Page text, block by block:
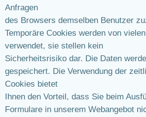
Anfragen
des Browsers demselben Benutzer
Temporäre Cookies werden von
verwendet, sie stellen kein
Sicherheitsrisiko dar. Die Daten
gespeichert. Die Verwendung der
Cookies bietet
Ihnen den Vorteil, dass Sie beim
Formulare in unserem Webangebot